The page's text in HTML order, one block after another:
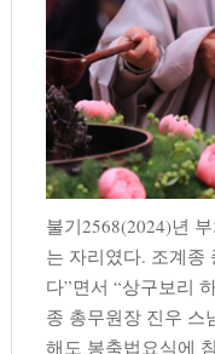
불기2568(2024)년
는 자리였다. 조계종
다”면서 “상구보리
종 총무원장 진우 스
해도 봉축법요식에